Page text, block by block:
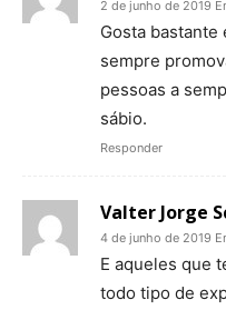
2 de junho de 2019
Gosta bastante
sempre
pessoas a
sábio.
Responder
Valter Jorge
4 de junho de 2019
E aqueles que
todo tipo de